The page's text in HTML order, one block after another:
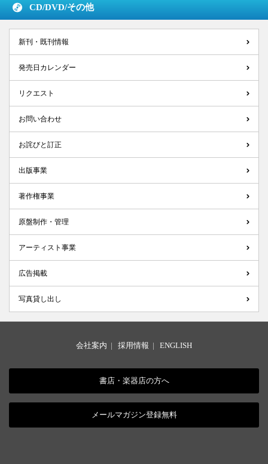
CD/DVD/その他
新刊・既刊情報
発売日カレンダー
リクエスト
お問い合わせ
お詫びと訂正
出版事業
著作権事業
原盤制作・管理
アーティスト事業
広告掲載
写真貸し出し
会社案内 | 採用情報 | ENGLISH
書店・楽器店の方へ
メールマガジン登録無料